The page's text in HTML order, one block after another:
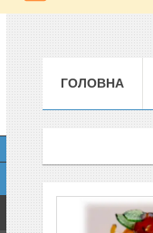
ГОЛОВНА